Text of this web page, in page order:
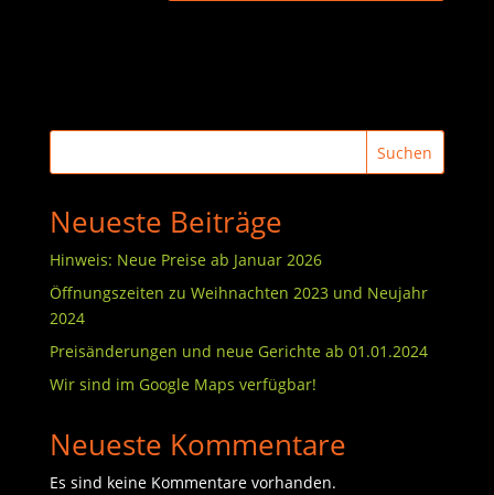
Suchen
Neueste Beiträge
Hinweis: Neue Preise ab Januar 2026
Öffnungszeiten zu Weihnachten 2023 und Neujahr
2024
Preisänderungen und neue Gerichte ab 01.01.2024
Wir sind im Google Maps verfügbar!
Neueste Kommentare
Es sind keine Kommentare vorhanden.